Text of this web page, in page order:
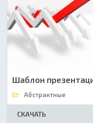
Шаблон
Абстрактные
СКАЧАТЬ